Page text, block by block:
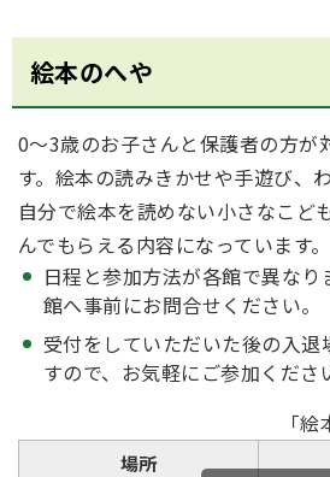
絵本のへや
0～3歳のお子さんと保護者の方が
す。絵本の読みきかせや手遊び、
自分で絵本を読めない小さなこど
んでもらえる内容になっています。
日程と参加方法が各館で異なり
館へ事前にお問合せください。
受付をしていただいた後の入退
すので、お気軽にご参加くださ
「
場所